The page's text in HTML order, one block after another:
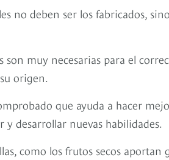
no deben ser los fabricados,
son muy necesarias para el
origen.
que ayuda a hacer
desarrollar nuevas habilidades.
como los frutos secos